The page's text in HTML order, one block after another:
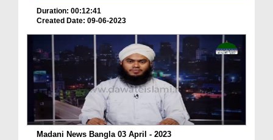
Duration: 00:12:41
Created Date: 09-06-2023
Madani News Bangla 03 April - 2023